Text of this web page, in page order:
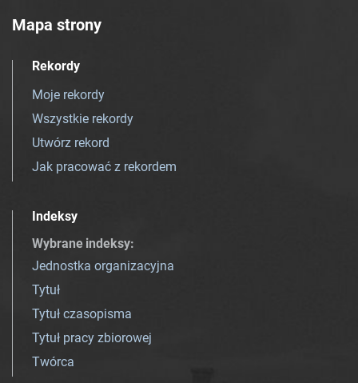
Mapa strony
Rekordy
Moje rekordy
Wszystkie rekordy
Utwórz rekord
Jak pracować z rekordem
Indeksy
Wybrane indeksy:
Jednostka organizacyjna
Tytuł
Tytuł czasopisma
Tytuł pracy zbiorowej
Twórca